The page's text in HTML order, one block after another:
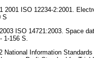
2001 ISO 12234-2:2001.
S
ISO 14721:2003. Space
1-156 S.
National Information